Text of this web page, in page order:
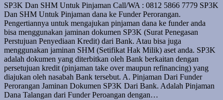
SP3K Dan SHM Untuk Pinjaman Call/WA : 0812 5866 7779 SP3K
Dan SHM Untuk Pinjaman dana ke Funder Perorangan.
Pengertiannya untuk mengajukan pinjaman dana ke funder anda
bisa menggunakan jaminan dokumen SP3K (Surat Penegasan
Perstujuan Penyediaan Kredit) dari Bank. Atau bisa juga
menggunakan jaminan SHM (Setifikat Hak Milik) aset anda. SP3K
adalah dokumen yang diterbitkan oleh Bank berkaitan dengan
persetujuan kredit (pinjaman take over maupun refinancing) yang
diajukan oleh nasabah Bank tersebut. A. Pinjaman Dari Funder
Perorangan Jaminan Dokumen SP3K Dari Bank. Adalah Pinjaman
Dana Talangan dari Funder Peroangan dengan…